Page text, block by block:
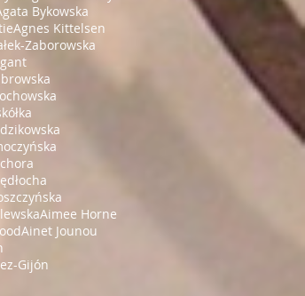
Bykowska
Agnes Kittelsen
Zaborowska
Aimee Horne
Ainet Jounou
Gijón